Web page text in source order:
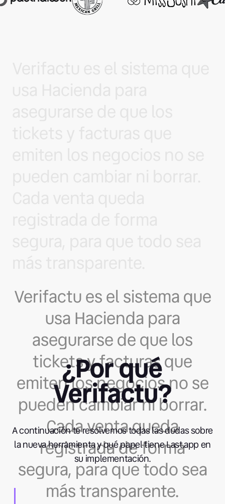
Verifactu es el sistema que
usa Hacienda para
asegurarse de que los
tickets y facturas que
emiten los negocios no se
pueden cambiar ni borrar.
Cada venta queda
registrada de forma
segura, para que todo sea
más transparente.
¿Por qué
Verifactu?
A continuación te resolvemos todas las dudas sobre
la nueva herramienta y qué papel tiene Last.app en
su implementación.